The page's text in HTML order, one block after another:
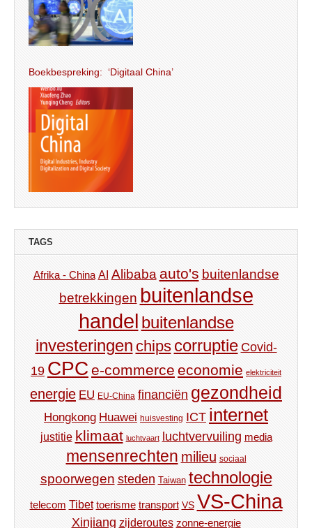
Boekbespreking: ‘Digitaal China’
TAGS
Afrika - China AI Alibaba auto's buitenlandse
betrekkingen buitenlandse
handel buitenlandse
investeringen chips corruptie Covid-
19 CPC e-commerce economie elektriciteit
energie EU EU-China financiën gezondheid
Hongkong Huawei huisvesting ICT internet
justitie klimaat luchtvaart luchtvervuiling media
mensenrechten milieu sociaal
spoorwegen steden Taiwan technologie
telecom Tibet toerisme transport VS VS-China
Xinjiang zijderoutes zonne-energie